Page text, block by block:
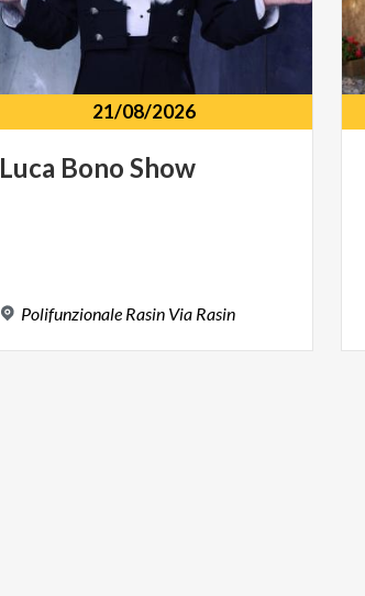
21/08/2026
Luca Bono Show
Polifunzionale Rasin Via Rasin